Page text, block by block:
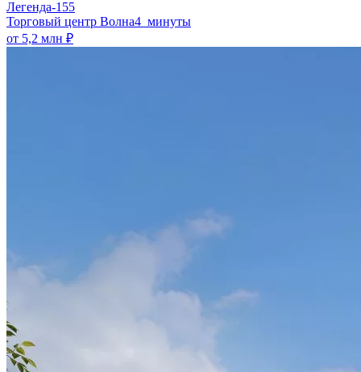
Легенда-155
​Торговый центр Волна4 минуты
от 5,2 млн ₽